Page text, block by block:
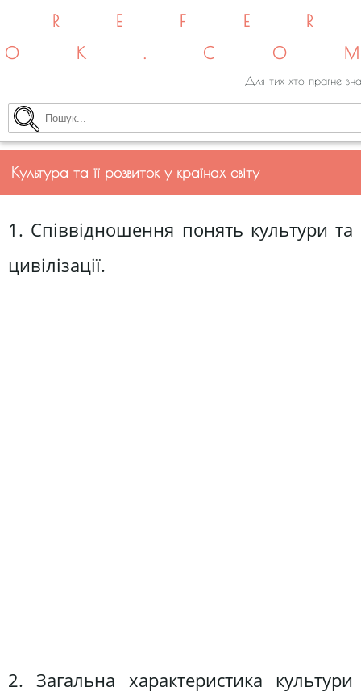
Для тих хто прагне
Культура та її розвиток у країнах світу
1. Співвідношення понять культури та
цивілізації.
2. Загальна характеристика культури